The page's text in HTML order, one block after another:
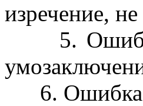
изречение,
5. Ошибка
6. Ошибка